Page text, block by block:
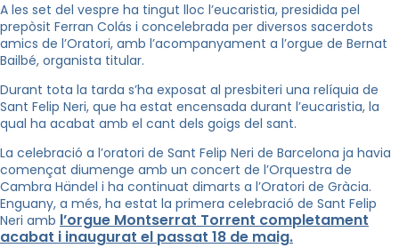
A les set del vespre ha tingut lloc l’eucaristia, presidida pel
prepòsit Ferran Colás i concelebrada per diversos sacerdots
amics de l’Oratori, amb l’acompanyament a l’orgue de Bernat
Bailbé, organista titular.
Durant tota la tarda s’ha exposat al presbiteri una relíquia de
Sant Felip Neri, que ha estat encensada durant l’eucaristia, la
qual ha acabat amb el cant dels goigs del sant.
La celebració a l’oratori de Sant Felip Neri de Barcelona ja havia
començat diumenge amb un concert de l’Orquestra de
Cambra Händel i ha continuat dimarts a l’Oratori de Gràcia.
Enguany, a més, ha estat la primera celebració de Sant Felip
Neri amb l’orgue Montserrat Torrent completament
acabat i inaugurat el passat 18 de maig.